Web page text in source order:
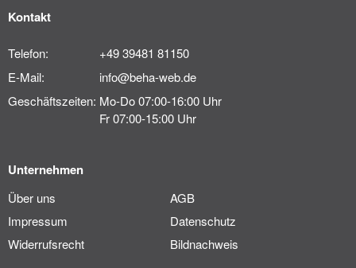
Kontakt
Telefon:
+49 39481 81150
E-Mail:
info@beha-web.de
Geschäftszeiten: Mo-Do 07:00-16:00 Uhr
Fr 07:00-15:00 Uhr
Unternehmen
Über uns
AGB
Impressum
Datenschutz
Widerrufsrecht
Bildnachweis